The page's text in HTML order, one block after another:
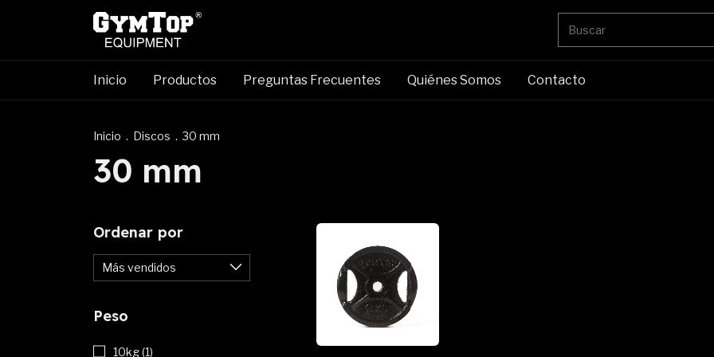
Inicio Productos Preguntas Frecuentes Quiénes Somos Contacto
Inicio . Discos . 30 mm
30 mm
Ordenar por
Peso
10kg (1)